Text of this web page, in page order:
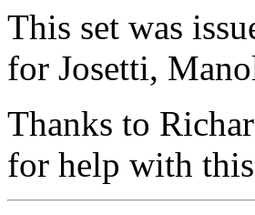
This set was
for Josetti,
Thanks to
for help with